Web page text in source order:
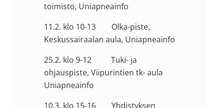
toimisto, Uniapneainfo
11.2. klo 10-13 Olka-piste,
Keskussairaalan aula, Uniapneainfo
25.2. klo 9-12 Tuki- ja
ohjauspiste, Viipurintien tk- aula
Uniapneainfo
10.3. klo 15-16 Yhdistyksen